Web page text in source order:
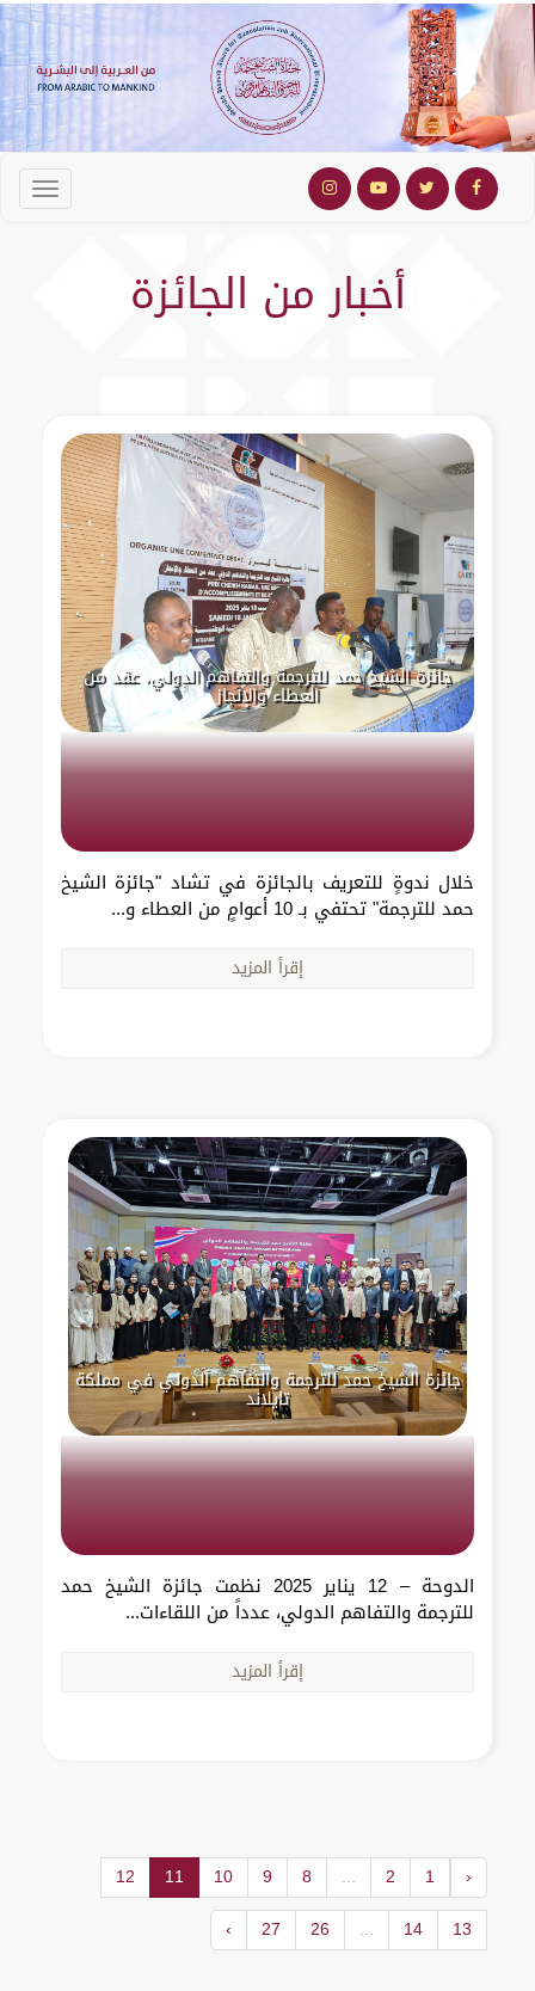
أخبار من الجائزة
جائزة الشيخ حمد للترجمة والتفاهم الدولي، عقد من
العطاء والإنجاز
خلال ندوةٍ للتعريف بالجائزة في تشاد "جائزة الشيخ
حمد للترجمة" تحتفي بـ 10 أعوامٍ من العطاء و...
إقرأ المزيد
جائزة الشيخ حمد للترجمة والتفاهم الدولي في مملكة
تايلاند
الدوحة – 12 يناير 2025 نظمت جائزة الشيخ حمد
للترجمة والتفاهم الدولي، عدداً من اللقاءات...
إقرأ المزيد
‹
1
2
...
8
9
10
11
12
13
14
...
26
27
›